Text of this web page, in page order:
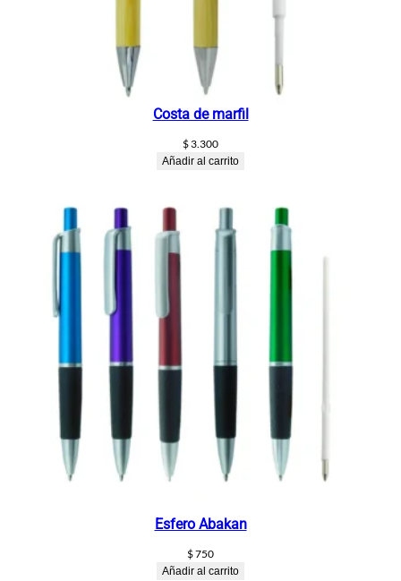
Costa de marfil
$3.300
Añadir al carrito
Esfero Abakan
$750
Añadir al carrito